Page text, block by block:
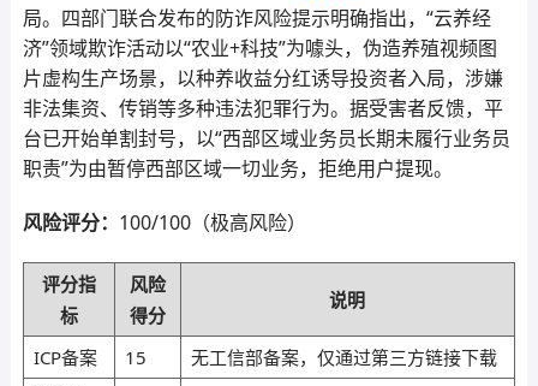
局。四部门联合发布的防诈风险提示明确指出，“云养经
济”领域欺诈活动以“农业+科技”为噱头，伪造养殖视频图
片虚构生产场景，以种养收益分红诱导投资者入局，涉嫌
非法集资、传销等多种违法犯罪行为。据受害者反馈，平
台已开始单割封号，以“西部区域业务员长期未履行业务员
职责”为由暂停西部区域一切业务，拒绝用户提现。
风险评分： 100/100（极高风险）
评分指
标
风险
得分
说明
ICP备案 15
无工信部备案，仅通过第三方链接下载